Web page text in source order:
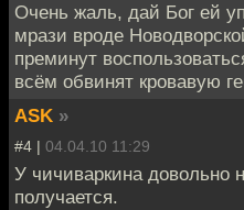
Очень жаль, дай Бог ей
мрази вроде
преминут
всём обвинят кровавую
ASK »
#4 | 04.04.10 11:29
У чичиваркина довольно
получается.